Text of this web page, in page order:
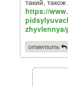
https://
ответить